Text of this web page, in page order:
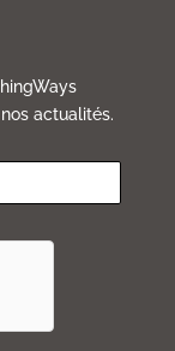
actualités.